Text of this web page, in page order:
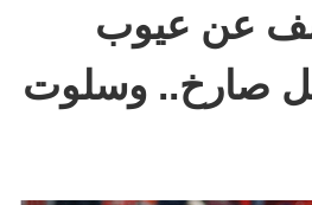
عن عيوب
صارخ.. وسلوت